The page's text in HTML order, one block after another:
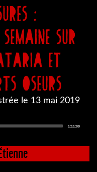
:
sur
et
Oseurs
le 13 mai 2019
Total
duration
1:11:00